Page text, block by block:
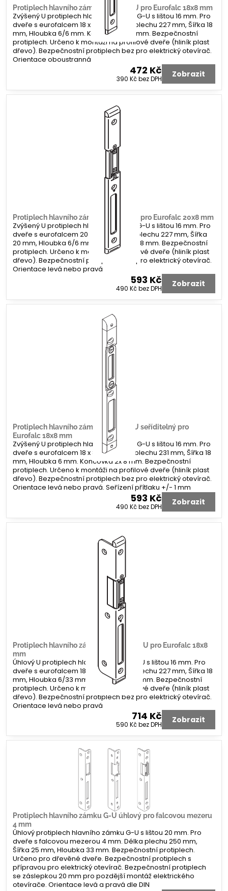
Protiplech hlavního zámku G-U tvar U pro Eurofalc 18x8 mm
Zvýšený U protiplech hlavního zámku G-U s lištou 16 mm. Pro
dveře s eurofalcem 18 x 8 mm. Délka plechu 227 mm, Šířka 18
mm, Hloubka 6/6 mm. Koncovka 2x 8 mm. Bezpečnostní
protiplech. Určeno k montáži na profilové dveře (hliník plast
dřevo). Bezpečnostní protiplech bez pro elektrický otevírač.
Orientace oboustranná
472 Kč
390 Kčbez DPH Zobrazit
Protiplech hlavního zámku G-U tvar U pro Eurofalc 20x8 mm
Zvýšený U protiplech hlavního zámku G-U s lištou 16 mm. Pro
dveře s eurofalcem 20 x 8 mm. Délka plechu 227 mm, Šířka
20 mm, Hloubka 6/6 mm. Koncovka 2x 8 mm. Bezpečnostní
protiplech. Určeno k montáži na profilové dveře (hliník plast
dřevo). Bezpečnostní protiplech bez pro elektrický otevírač.
Orientace levá nebo pravá
593 Kč
490 Kčbez DPH Zobrazit
Protiplech hlavního zámku G-U tvar U seříditelný pro
Eurofalc 18x8 mm
Zvýšený U protiplech hlavního zámku G-U s lištou 16 mm. Pro
dveře s eurofalcem 18 x 8 mm. Délka plechu 231 mm, Šířka 18
mm, Hloubka 6 mm. Koncovka 2x 8 mm. Bezpečnostní
protiplech. Určeno k montáži na profilové dveře (hliník plast
dřevo). Bezpečnostní protiplech bez pro elektrický otevírač.
Orientace levá nebo pravá. Seřízení přítlaku +/- 1 mm
593 Kč
490 Kčbez DPH Zobrazit
Protiplech hlavního zámku G-U úhlový U pro Eurofalc 18x8
mm
Úhlový U protiplech hlavního zámku G-U s lištou 16 mm. Pro
dveře s eurofalcem 18 x 8 mm. Délka plechu 227 mm, Šířka 18
mm, Hloubka 6/33 mm. Koncovka 2x 8 mm. Bezpečnostní
protiplech. Určeno k montáži na profilové dveře (hliník plast
dřevo). Bezpečnostní protiplech bez pro elektrický otevírač.
Orientace levá nebo pravá
714 Kč
590 Kčbez DPH Zobrazit
Protiplech hlavního zámku G-U úhlový pro falcovou mezeru
4 mm
Úhlový protiplech hlavního zámku G-U s lištou 20 mm. Pro
dveře s falcovou mezerou 4 mm. Délka plechu 250 mm,
Šířka 25 mm, Hloubka 33 mm. Bezpečnostní protiplech.
Určeno pro dřevěné dveře. Bezpečnostní protiplech s
přípravou pro elektrický otevírač. Bezpečnostní protiplech
se záslepkou 20 mm pro pozdější montáž elektrického
otevírače. Orientace levá a pravá dle DIN